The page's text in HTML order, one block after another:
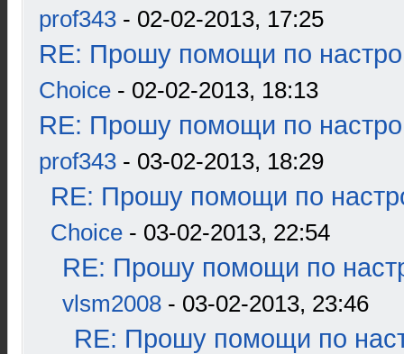
prof343 - 02-02-2013, 17:25
RE: Прошу помощи по
Choice - 02-02-2013, 18:13
RE: Прошу помощи по
prof343 - 03-02-2013, 18:29
RE: Прошу помощи по
Choice - 03-02-2013, 22:54
RE: Прошу помощи по
vlsm2008 - 03-02-2013, 23:46
RE: Прошу помощи по